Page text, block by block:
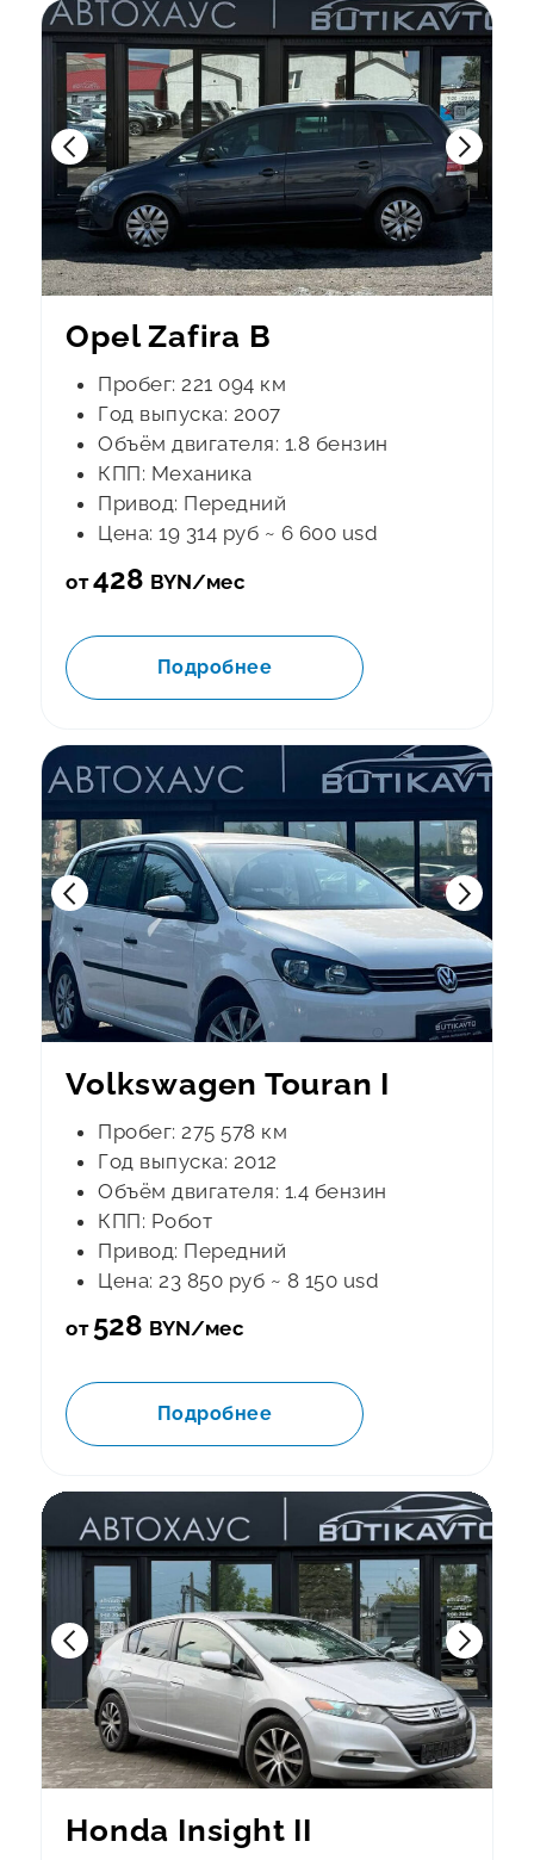
Opel Zafira B
Пробег: 221 094 км
Год выпуска: 2007
Объём двигателя: 1.8 бензин
КПП: Механика
Привод: Передний
Цена: 19 314 руб ~ 6 600 usd
от428 BYN/мес
Подробнее
Volkswagen Touran I
Пробег: 275 578 км
Год выпуска: 2012
Объём двигателя: 1.4 бензин
КПП: Робот
Привод: Передний
Цена: 23 850 руб ~ 8 150 usd
от 528 BYN/мес
Подробнее
Honda Insight II